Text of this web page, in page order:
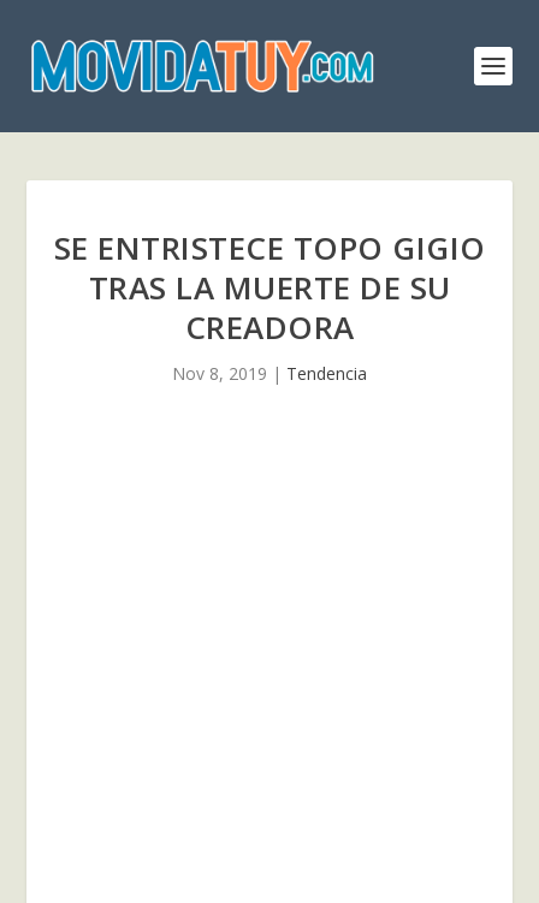
SE ENTRISTECE TOPO GIGIO
TRAS LA MUERTE DE SU
CREADORA
Nov 8, 2019 | Tendencia